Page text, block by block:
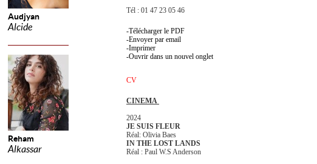
Audjyan
Alcide
Reham
Alkassar
Tél : 01 47 23 05 46
Télécharger le PDF
Envoyer par email
Imprimer
Ouvrir dans un nouvel onglet
CV
CINEMA
2024
JE SUIS FLEUR
Réal: Olivia Baes
IN THE LOST LANDS
Réal : Paul W.S Anderson